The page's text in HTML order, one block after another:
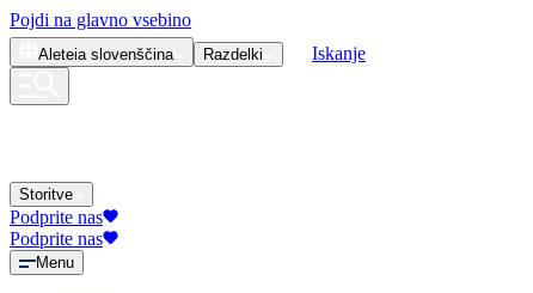
Pojdi na glavno vsebino
Aleteia slovenščina Razdelki Iskanje
Storitve
Podprite nas
Podprite nas
Menu